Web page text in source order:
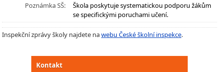
Poznámka SŠ:
Škola poskytuje systematickou podporu žákům
se specifickými poruchami učení.
Inspekční zprávy školy najdete nawebu České školní inspekce.
Kontakt